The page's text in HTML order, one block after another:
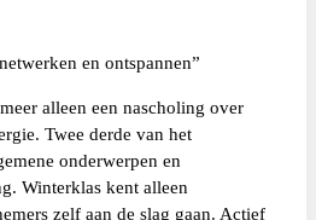
en ontspannen”
alleen een nascholing over
Twee derde van het
onderwerpen en
Winterklas kent alleen
zelf aan de slag gaan. Actief